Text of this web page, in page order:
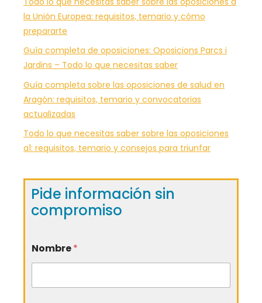
la Unión Europea: requisitos, temario y cómo
prepararte
Guía completa de oposiciones: Oposicions Parcs i
Jardins – Todo lo que necesitas saber
Guía completa sobre las oposiciones de salud en
Aragón: requisitos, temario y convocatorias
actualizadas
Todo lo que necesitas saber sobre las oposiciones
a1: requisitos, temario y consejos para triunfar
Pide información sin
compromiso
Nombre*